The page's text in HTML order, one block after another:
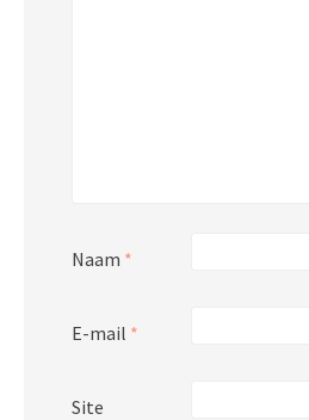
Naam *
E-mail *
Site